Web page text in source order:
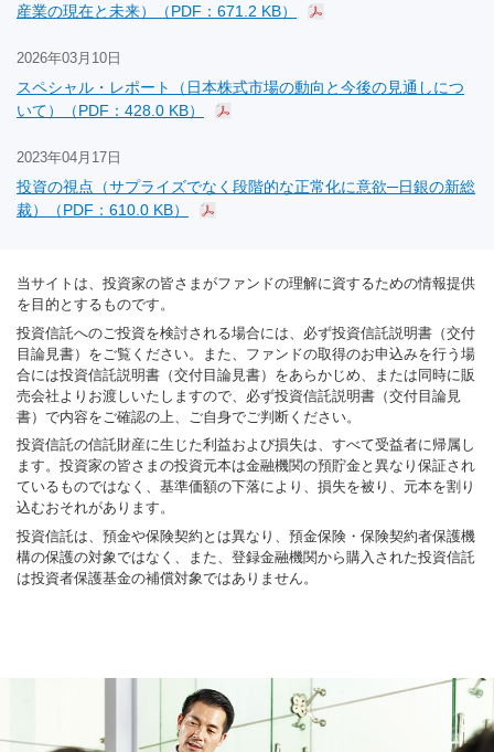
産業の現在と未来）（PDF：671.2 KB）
2026年03月10日
スペシャル・レポート（日本株式市場の動向と今後の見通しにつ
いて）（PDF：428.0 KB）
2023年04月17日
投資の視点（サプライズでなく段階的な正常化に意欲─日銀の新総
裁）（PDF：610.0 KB）
当サイトは、投資家の皆さまがファンドの理解に資するための情報提供
を目的とするものです。
投資信託へのご投資を検討される場合には、必ず投資信託説明書（交付
目論見書）をご覧ください。また、ファンドの取得のお申込みを行う場
合には投資信託説明書（交付目論見書）をあらかじめ、または同時に販
売会社よりお渡しいたしますので、必ず投資信託説明書（交付目論見
書）で内容をご確認の上、ご自身でご判断ください。
投資信託の信託財産に生じた利益および損失は、すべて受益者に帰属し
ます。投資家の皆さまの投資元本は金融機関の預貯金と異なり保証され
ているものではなく、基準価額の下落により、損失を被り、元本を割り
込むおそれがあります。
投資信託は、預金や保険契約とは異なり、預金保険・保険契約者保護機
構の保護の対象ではなく、また、登録金融機関から購入された投資信託
は投資者保護基金の補償対象ではありません。